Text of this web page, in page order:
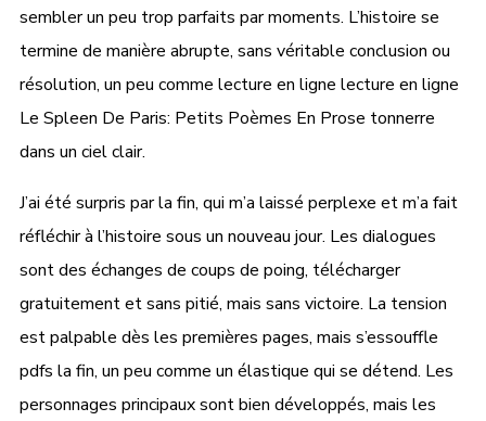
sembler un peu trop parfaits par moments. L’histoire se
termine de manière abrupte, sans véritable conclusion ou
résolution, un peu comme lecture en ligne lecture en ligne
Le Spleen De Paris: Petits Poèmes En Prose tonnerre
dans un ciel clair.
J’ai été surpris par la fin, qui m’a laissé perplexe et m’a fait
réfléchir à l’histoire sous un nouveau jour. Les dialogues
sont des échanges de coups de poing, télécharger
gratuitement et sans pitié, mais sans victoire. La tension
est palpable dès les premières pages, mais s’essouffle
pdfs la fin, un peu comme un élastique qui se détend. Les
personnages principaux sont bien développés, mais les